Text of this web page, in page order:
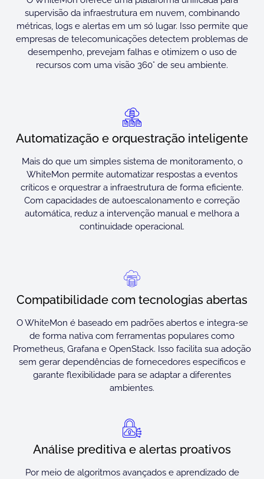
supervisão da infraestrutura em nuvem, combinando
métricas, logs e alertas em um só lugar. Isso permite que
empresas de telecomunicações detectem problemas de
desempenho, prevejam falhas e otimizem o uso de
recursos com uma visão 360° de seu ambiente.
Automatização e orquestração inteligente
Mais do que um simples sistema de monitoramento, o
WhiteMon permite automatizar respostas a eventos
críticos e orquestrar a infraestrutura de forma eficiente.
Com capacidades de autoescalonamento e correção
automática, reduz a intervenção manual e melhora a
continuidade operacional.
Compatibilidade com tecnologias abertas
O WhiteMon é baseado em padrões abertos e integra-se
de forma nativa com ferramentas populares como
Prometheus, Grafana e OpenStack. Isso facilita sua adoção
sem gerar dependências de fornecedores específicos e
garante flexibilidade para se adaptar a diferentes
ambientes.
Análise preditiva e alertas proativos
Por meio de algoritmos avançados e aprendizado de